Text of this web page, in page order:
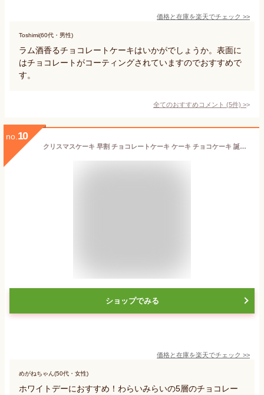
価格と在庫を楽天でチェック >>
Toshimi(60代・男性)
ラム酒香るチョコレートケーキはいかがでしょうか。表面に
はチョコレートがコーティングされていますのでおすすめで
す。
全てのおすすめコメント (5件) >
no. 10
クリスマスケーキ 早割 チョコレートケーキ ケーキ チョコケーキ 誕生日ケーキ 誕生日 チョコレート バースデーケーキ 5号 チョコレートケーキ ザッハトルテ デコレーション ギフト 人気 お取り寄せ スイーツ お菓子 チョコ ガトーショコラ 生チョコケーキ 送料無料 冷凍
ショップでみる
価格と在庫を楽天でチェック >>
めがねちゃん(50代・女性)
ホワイトデーにおすすめ！わらいみらいの5層のチョコレー